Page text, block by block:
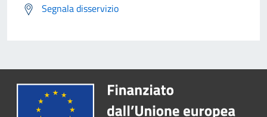
Segnala disservizio